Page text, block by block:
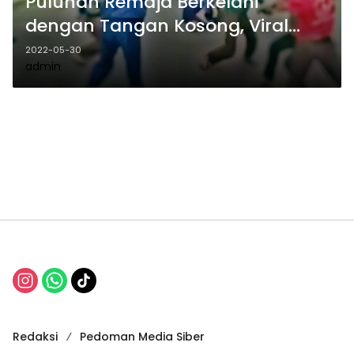
dengan Tangan Kosong, Viral…
2022-05-30
admin
Redaksi Pedoman Media Siber